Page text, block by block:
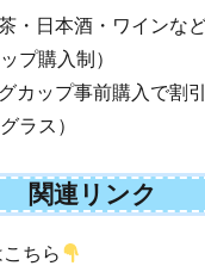
・日本酒・ワインな
プ購入制）
カップ事前購入で割
ラス）
関連リンク
ちら